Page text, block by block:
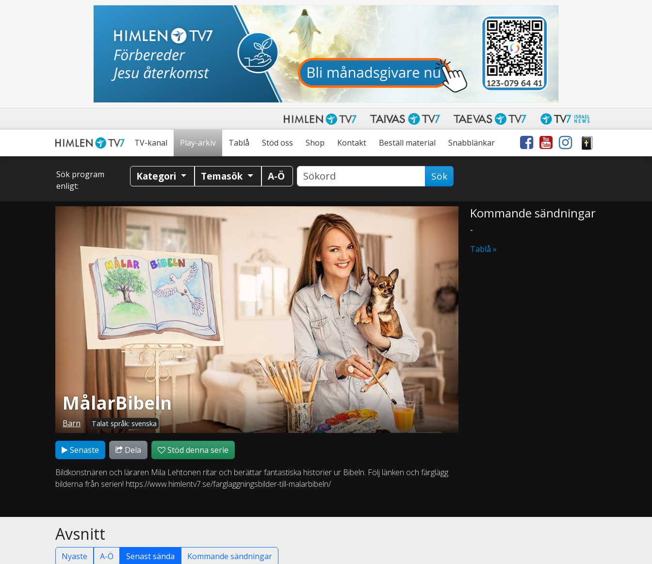
TV-kanal Play-arkiv Tablå Stöd oss Shop Kontakt Beställ material Snabblänkar
Sök program
enligt:
Kategori Temasök A-Ö Sök
MålarBibeln
Barn Talat språk: svenska
Senaste Dela Stöd denna serie
Bildkonstnären och läraren Mila Lehtonen ritar och berättar fantastiska historier ur Bibeln. Följ länken och färglägg
bilderna från serien! https://www.himlentv7.se/farglaggningsbilder-till-malarbibeln/
Kommande sändningar
-
Tablå »
Avsnitt
Nyaste A-Ö Senast sända Kommande sändningar